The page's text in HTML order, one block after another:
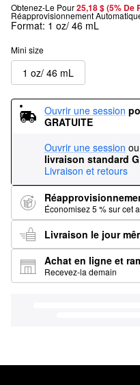
Obtenez-Le Pour25,18 $ (5% De
Réapprovisionnement
Format: 1 oz/ 46 mL
Mini size
1 oz/ 46 mL
Ouvrir une session
GRATUITE
Ouvrir une session ou
livraison standard
Livraison et retours
Économisez 5 % sur cet
Livraison le jour
Achat en ligne et
Recevez-la demain